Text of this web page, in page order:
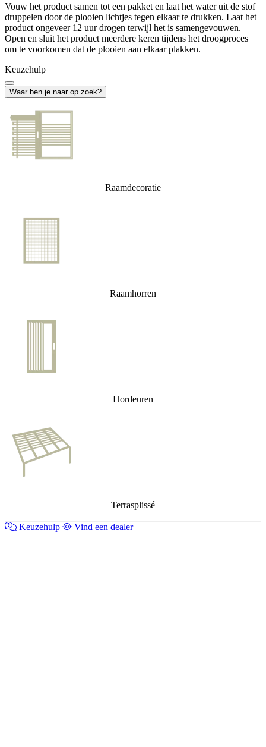
Vouw het product samen tot een pakket en laat het water uit de stof
druppelen door de plooien lichtjes tegen elkaar te drukken. Laat het
product ongeveer 12 uur drogen terwijl het is samengevouwen.
Open en sluit het product meerdere keren tijdens het droogproces
om te voorkomen dat de plooien aan elkaar plakken.
Keuzehulp
Waar ben je naar op zoek?
Raamdecoratie
Raamhorren
Hordeuren
Terrasplissé
Keuzehulp Vind een dealer